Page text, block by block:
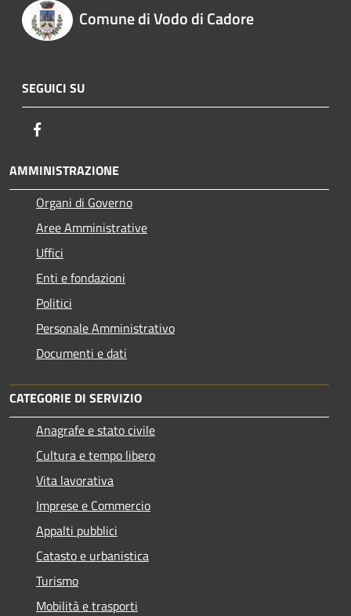
Comune di Vodo di Cadore
SEGUICI SU
AMMINISTRAZIONE
Organi di Governo
Aree Amministrative
Uffici
Enti e fondazioni
Politici
Personale Amministrativo
Documenti e dati
CATEGORIE DI SERVIZIO
Anagrafe e stato civile
Cultura e tempo libero
Vita lavorativa
Imprese e Commercio
Appalti pubblici
Catasto e urbanistica
Turismo
Mobilità e trasporti